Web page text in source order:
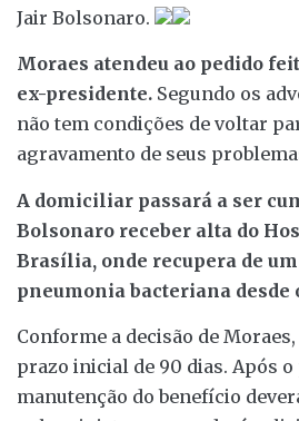
Jair Bolsonaro.
Moraes atendeu ao pedido
ex-presidente. Segundo os
não tem condições de voltar
agravamento de seus
A domiciliar passará a ser
Bolsonaro receber alta do
Brasília, onde recupera de
pneumonia bacteriana desde
Conforme a decisão de
prazo inicial de 90 dias. Após o
manutenção do benefício